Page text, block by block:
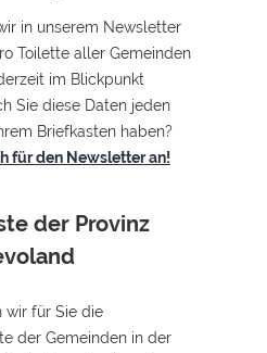
in unserem Newsletter
Toilette aller Gemeinden
im Blickpunkt
Sie diese Daten jeden
Briefkasten haben?
für den Newsletter an!
der Provinz
wir für Sie die
der Gemeinden in der